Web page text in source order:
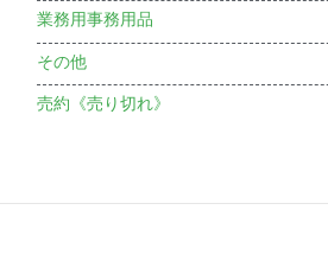
業務用事務用品
その他
売約《売り切れ》